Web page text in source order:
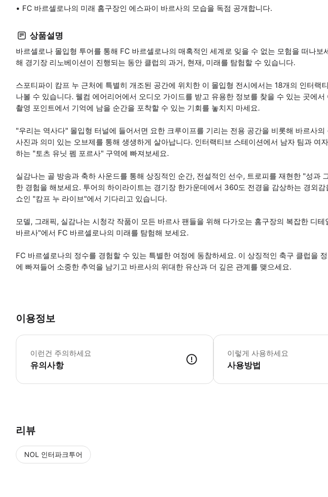
FC 바르셀로나의 미래 홈구장인 에스파이 바르사의 모습을 독점 공개합니다.
상품설명
바르셀로나 몰입형 투어를 통해 FC 바르셀로나의 매혹적인 세계로 잊을 수 없는 모험을 떠나보
해 경기장 리노베이션이 진행되는 동안 클럽의 과거, 현재, 미래를 탐험할 수 있습니다.
스포티파이 캄프 누 근처에 특별히 개조된 공간에 위치한 이 몰입형 전시에서는 18개의 인터랙
나볼 수 있습니다. 웰컴 에어리어에서 오디오 가이드를 받고 유용한 정보를 찾을 수 있는 곳에서
촬영 포인트에서 기억에 남을 순간을 포착할 수 있는 기회를 놓치지 마세요.
"우리는 역사다" 몰입형 터널에 들어서면 요한 크루이프를 기리는 전용 공간을 비롯해 바르사의
사진과 의미 있는 오브제를 통해 생생하게 살아납니다. 인터랙티브 스테이션에서 남자 팀과 여
하는 "토츠 유닛 펨 포르사" 구역에 빠져보세요.
실감나는 골 방송과 축하 사운드를 통해 상징적인 순간, 전설적인 선수, 트로피를 재현한 "성과
한 경험을 해보세요. 투어의 하이라이트는 경기장 한가운데에서 360도 전경을 감상하는 경외
쇼인 "캄프 누 라이브"에서 기다리고 있습니다.
모델, 그래픽, 실감나는 시청각 작품이 모든 바르사 팬들을 위해 다가오는 홈구장의 복잡한 디
바르사"에서 FC 바르셀로나의 미래를 탐험해 보세요.
FC 바르셀로나의 정수를 경험할 수 있는 특별한 여정에 동참하세요. 이 상징적인 축구 클럽을
에 빠져들어 소중한 추억을 남기고 바르사의 위대한 유산과 더 깊은 관계를 맺으세요.
이용정보
이런건 주의하세요
유의사항
캄프누 경기장 리노베이션 작업으로 인
이렇게 사용하세요
사용방법
리뷰
NOL 인터파크투어